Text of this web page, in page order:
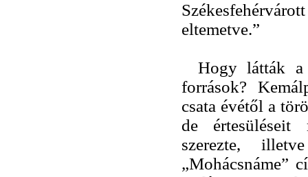
eltemetve.”
Hogy látták
források?
csata évétől a
de értesüléseit
szerezte,
„Mohácsnáme”